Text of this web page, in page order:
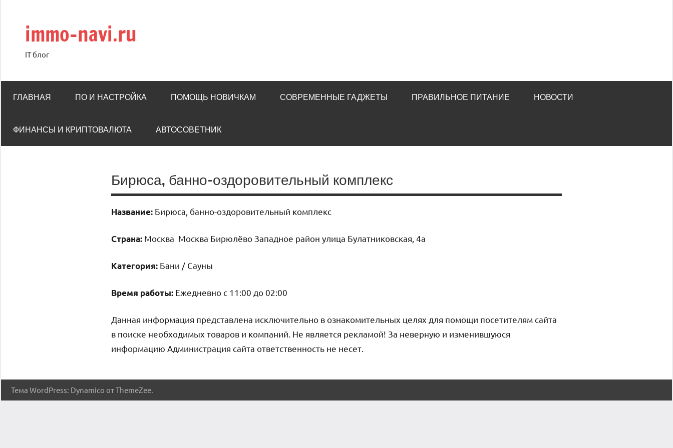
содержимому
immo-navi.ru
IT блог
ГЛАВНАЯ ПО И НАСТРОЙКА ПОМОЩЬ НОВИЧКАМ СОВРЕМЕННЫЕ ГАДЖЕТЫ ПРАВИЛЬНОЕ ПИТАНИЕ НОВОСТИ
ФИНАНСЫ И КРИПТОВАЛЮТА АВТОСОВЕТНИК
Бирюса, банно-оздоровительный комплекс
Название: Бирюса, банно-оздоровительный комплекс
Страна: Москва Москва Бирюлёво Западное район улица Булатниковская, 4а
Категория: Бани / Сауны
Время работы: Ежедневно с 11:00 до 02:00
Данная информация представлена исключительно в ознакомительных целях для помощи посетителям сайта
в поиске необходимых товаров и компаний. Не является рекламой! За неверную и изменившуюся
информацию Администрация сайта ответственность не несет.
Тема WordPress: Dynamico от ThemeZee.